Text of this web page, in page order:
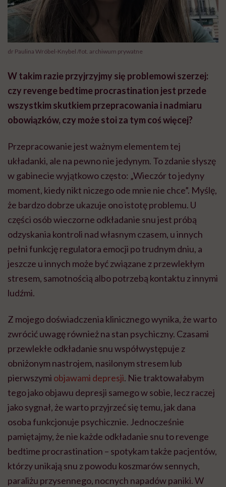
dr Paulina Wróbel-Knybel /fot. archiwum prywatne
W takim razie przyjrzyjmy się problemowi szerzej:
czy revenge bedtime procrastination jest przede
wszystkim skutkiem przepracowania i nadmiaru
obowiązków, czy może stoi za tym coś więcej?
Przepracowanie jest ważnym elementem tej
układanki, ale na pewno nie jedynym. To zdanie słyszę
w gabinecie wyjątkowo często: „Wieczór to jedyny
moment, kiedy nikt niczego ode mnie nie chce”. Myślę,
że bardzo dobrze ukazuje ono istotę problemu. U
części osób wieczorne odkładanie snu jest próbą
odzyskania kontroli nad własnym czasem, u innych
pełni funkcję regulatora emocji po trudnym dniu, a
jeszcze u innych może być związane z przewlekłym
stresem, samotnością albo potrzebą kontaktu z innymi
ludźmi.
Z mojego doświadczenia klinicznego wynika, że warto
zwrócić uwagę również na stan psychiczny. Czasami
przewlekłe odkładanie snu współwystępuje z
obniżonym nastrojem, nasilonym stresem lub
pierwszymi objawami depresji. Nie traktowałabym
tego jako objawu depresji samego w sobie, lecz raczej
jako sygnał, że warto przyjrzeć się temu, jak dana
osoba funkcjonuje psychicznie. Jednocześnie
pamiętajmy, że nie każde odkładanie snu to revenge
bedtime procrastination – spotykam także pacjentów,
którzy unikają snu z powodu koszmarów sennych,
paraliżu przysennego, nocnych napadów paniki. W